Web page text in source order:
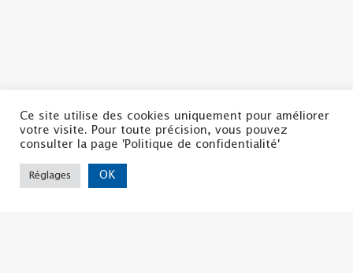
Ce site utilise des cookies uniquement pour améliorer
votre visite. Pour toute précision, vous pouvez
consulter la page 'Politique de confidentialité'
Réglages OK